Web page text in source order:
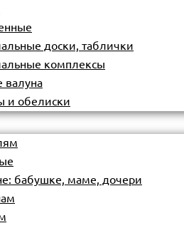
доски, таблички
комплексы
валуна
и обелиски
бабушке, маме, дочери